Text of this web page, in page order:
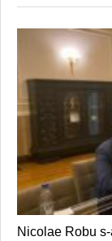
Nicolae Robu